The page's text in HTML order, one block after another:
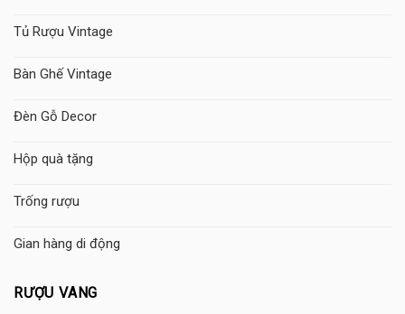
Tủ Rượu Vintage
Bàn Ghế Vintage
Đèn Gỗ Decor
Hộp quà tặng
Trống rượu
Gian hàng di động
RƯỢU VANG